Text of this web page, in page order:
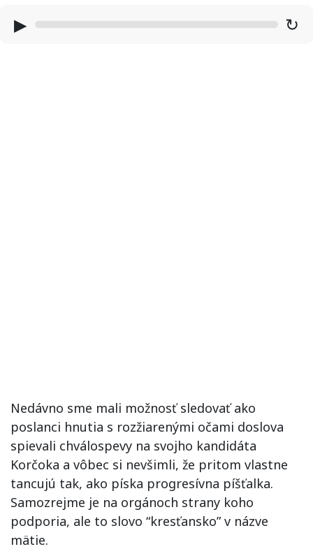
▶ ↻
Nedávno sme mali možnosť sledovať ako
poslanci hnutia s rozžiarenými očami doslova
spievali chválospevy na svojho kandidáta
Korčoka a vôbec si nevšimli, že pritom vlastne
tancujú tak, ako píska progresívna píšťalka.
Samozrejme je na orgánoch strany koho
podporia, ale to slovo “kresťansko” v názve
mätie.